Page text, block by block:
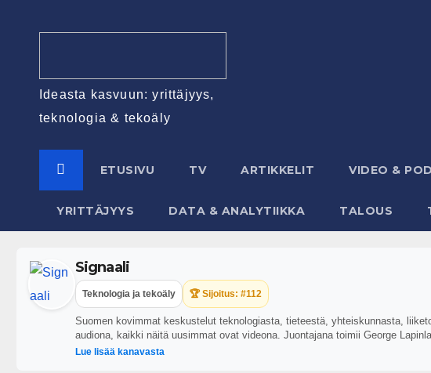
Ideasta kasvuun: yrittäjyys,
teknologia & tekoäly
ETUSIVU TV ARTIKKELIT VIDEO &
YRITTÄJYYS DATA & ANALYTIIKKA TALOUS
Signaali
Teknologia ja tekoäly 🏆 Sijoitus: #112
Suomen kovimmat keskustelut teknologiasta, tieteestä, yhteiskunnasta,
audiona, kaikki näitä uusimmat ovat videona. Juontajana toimii George
Lue lisää kanavasta